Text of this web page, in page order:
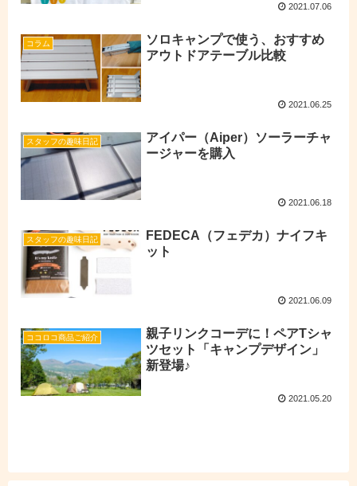
2021.07.06
コラム
ソロキャンプで使う、おすすめ
アウトドアテーブル比較
2021.06.25
スタッフの趣味日記
アイパー（Aiper）ソーラーチャ
ージャーを購入
2021.06.18
スタッフの趣味日記
FEDECA（フェデカ）ナイフキ
ット
2021.06.09
ココロコ商品ご紹介
親子リンクコーデに！ペアTシャ
ツセット「キャンプデザイン」
新登場♪
2021.05.20